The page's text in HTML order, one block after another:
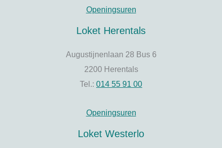
Openingsuren
Loket Herentals
Augustijnenlaan 28 Bus 6
2200 Herentals
Tel.: 014 55 91 00
Openingsuren
Loket Westerlo